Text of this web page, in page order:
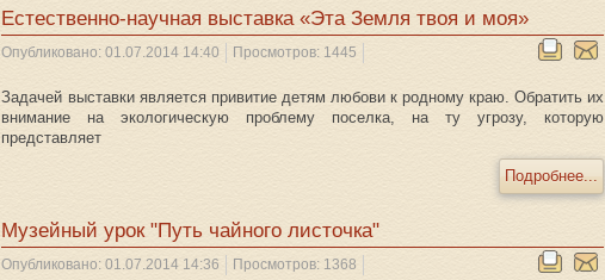
Естественно-научная выставка «Эта Земля твоя и моя»
Опубликовано: 01.07.2014 14:40 Просмотров: 1445
Задачей выставки является привитие детям любови к родному краю. Обратить их
внимание на экологическую проблему поселка, на ту угрозу, которую
представляет
Подробнее...
Музейный урок "Путь чайного листочка"
Опубликовано: 01.07.2014 14:36 Просмотров: 1368